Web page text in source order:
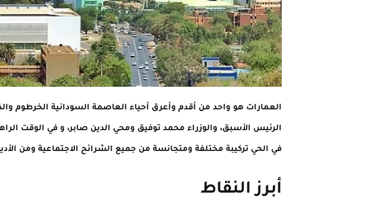
العمارات هو واحد من أقدم وأعرق أحياء العاصمة السودانية الخرطوم
الرئيس الأسبق، والوزراء محمد توفيق ومحي الدين صابر، و في الوقت
في الحي تركيبة مختلفة ومتجانسة من جميع الشرائح الاجتماعية ومن
أبرز النقاط